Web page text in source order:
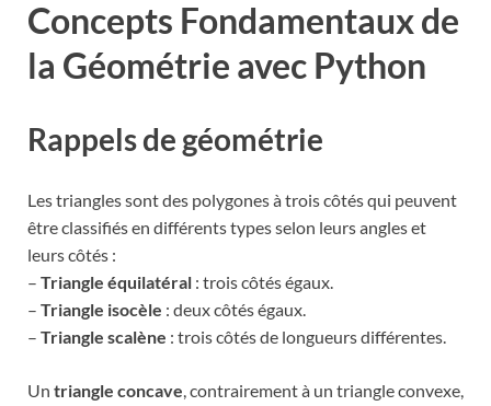
Concepts Fondamentaux de
la Géométrie avec Python
Rappels de géométrie
Les triangles sont des polygones à trois côtés qui peuvent
être classifiés en différents types selon leurs angles et
leurs côtés :
– Triangle équilatéral : trois côtés égaux.
– Triangle isocèle : deux côtés égaux.
– Triangle scalène : trois côtés de longueurs différentes.
Un triangle concave, contrairement à un triangle convexe,